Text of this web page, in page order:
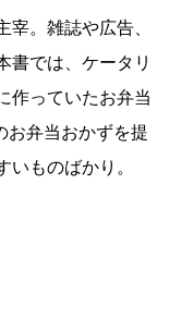
。雑誌や広告、
書では、ケータリ
作っていたお弁当
お弁当おかずを提
ものばかり。